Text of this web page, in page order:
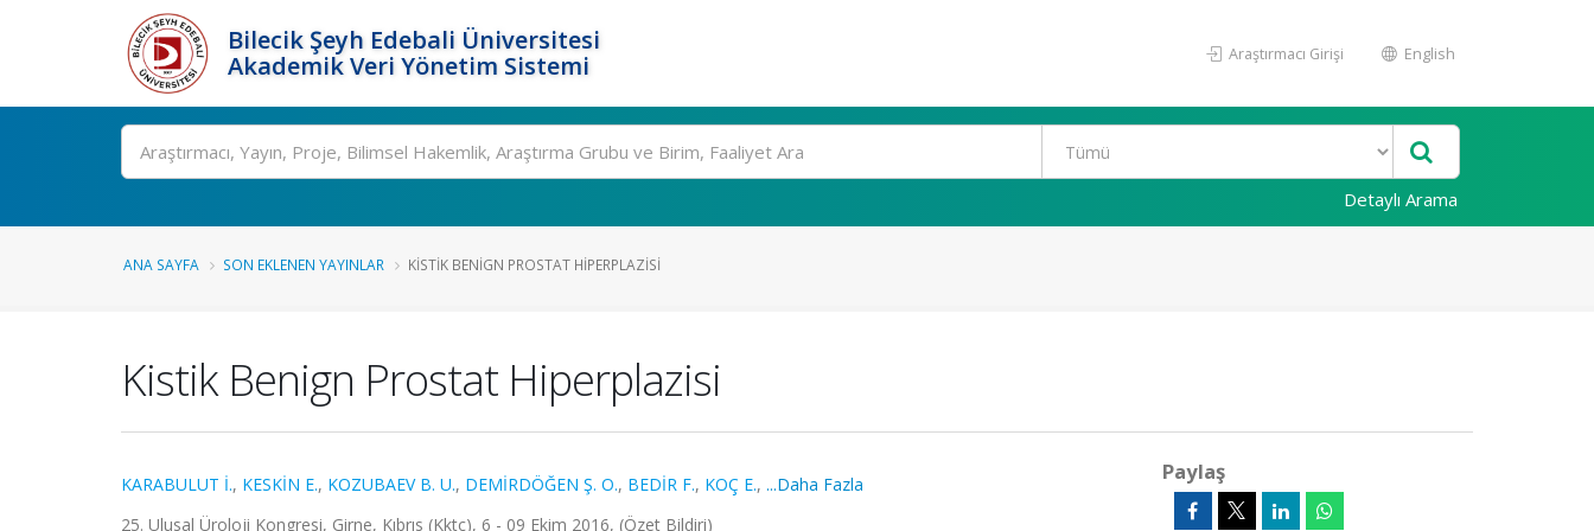
Bilecik Şeyh Edebali Üniversitesi
Akademik Veri Yönetim Sistemi
Araştırmacı Girişi English
Ara
Detaylı Arama
ANA SAYFA SON EKLENEN YAYINLAR KISTIK BENIGN PROSTAT HIPERPLAZISI
Kistik Benign Prostat Hiperplazisi
KARABULUT İ., KESKİN E., KOZUBAEV B. U., DEMİRDÖĞEN Ş. O., BEDİR F., KOÇ E., ...Daha Fazla
25. Ulusal Üroloji Kongresi, Girne, Kıbrıs (Kktc), 6 - 09 Ekim 2016, (Özet Bildiri)
Paylaş